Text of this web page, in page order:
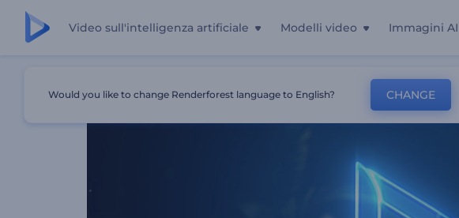
Video sull'intelligenza artificiale Modelli video Immagini AI
Would you like to change Renderforest language to English? CHANGE